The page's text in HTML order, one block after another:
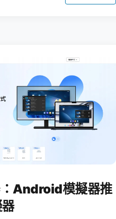
Android模擬器推